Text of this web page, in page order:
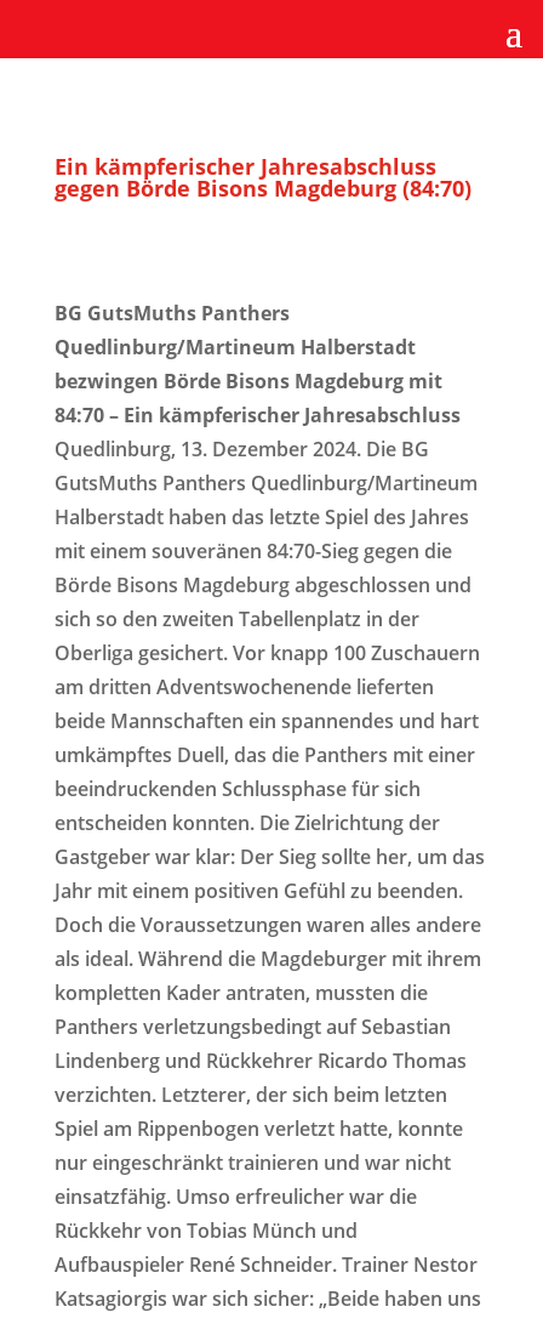
Ein kämpferischer Jahresabschluss
gegen Börde Bisons Magdeburg (84:70)
BG GutsMuths Panthers
Quedlinburg/Martineum Halberstadt
bezwingen Börde Bisons Magdeburg mit
84:70 – Ein kämpferischer Jahresabschluss
Quedlinburg, 13. Dezember 2024. Die BG
GutsMuths Panthers Quedlinburg/Martineum
Halberstadt haben das letzte Spiel des Jahres
mit einem souveränen 84:70-Sieg gegen die
Börde Bisons Magdeburg abgeschlossen und
sich so den zweiten Tabellenplatz in der
Oberliga gesichert. Vor knapp 100 Zuschauern
am dritten Adventswochenende lieferten
beide Mannschaften ein spannendes und hart
umkämpftes Duell, das die Panthers mit einer
beeindruckenden Schlussphase für sich
entscheiden konnten. Die Zielrichtung der
Gastgeber war klar: Der Sieg sollte her, um das
Jahr mit einem positiven Gefühl zu beenden.
Doch die Voraussetzungen waren alles andere
als ideal. Während die Magdeburger mit ihrem
kompletten Kader antraten, mussten die
Panthers verletzungsbedingt auf Sebastian
Lindenberg und Rückkehrer Ricardo Thomas
verzichten. Letzterer, der sich beim letzten
Spiel am Rippenbogen verletzt hatte, konnte
nur eingeschränkt trainieren und war nicht
einsatzfähig. Umso erfreulicher war die
Rückkehr von Tobias Münch und
Aufbauspieler René Schneider. Trainer Nestor
Katsagiorgis war sich sicher: „Beide haben uns